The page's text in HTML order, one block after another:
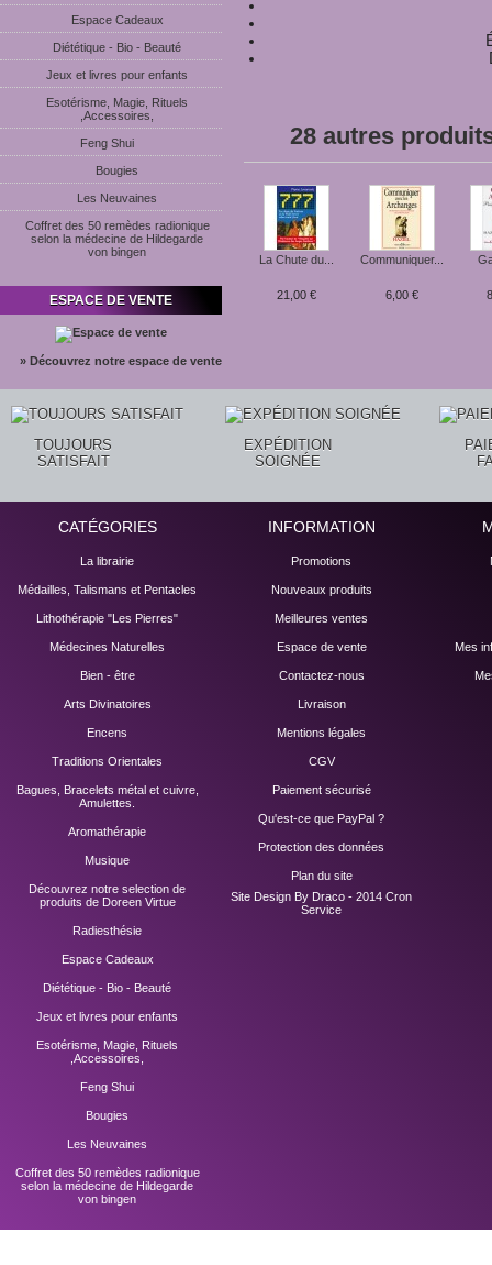
Espace Cadeaux
Diététique - Bio - Beauté
Jeux et livres pour enfants
Esotérisme, Magie, Rituels
,Accessoires,
Feng Shui
Bougies
Les Neuvaines
Coffret des 50 remèdes radionique
selon la médecine de Hildegarde
von bingen
ESPACE DE VENTE
» Découvrez notre espace de vente
28 autres
La Chute du...
21,00 €
Communiquer...
6,00 €
TOUJOURS
SATISFAIT
EXPÉDITION
SOIGNÉE
CATÉGORIES
La librairie
Médailles, Talismans et Pentacles
Lithothérapie "Les Pierres"
Médecines Naturelles
Bien - être
Arts Divinatoires
Encens
Traditions Orientales
Bagues, Bracelets métal et cuivre,
Amulettes.
Aromathérapie
Musique
Découvrez notre selection de
produits de Doreen Virtue
Radiesthésie
Espace Cadeaux
Diététique - Bio - Beauté
Jeux et livres pour enfants
Esotérisme, Magie, Rituels
,Accessoires,
Feng Shui
Bougies
Les Neuvaines
Coffret des 50 remèdes radionique
selon la médecine de Hildegarde
von bingen
INFORMATION
Promotions
Nouveaux produits
Meilleures ventes
Espace de vente
Contactez-nous
Livraison
Mentions légales
CGV
Paiement sécurisé
Qu'est-ce que PayPal ?
Protection des données
Plan du site
Site Design By Draco - 2014 Cron
Service
Mes